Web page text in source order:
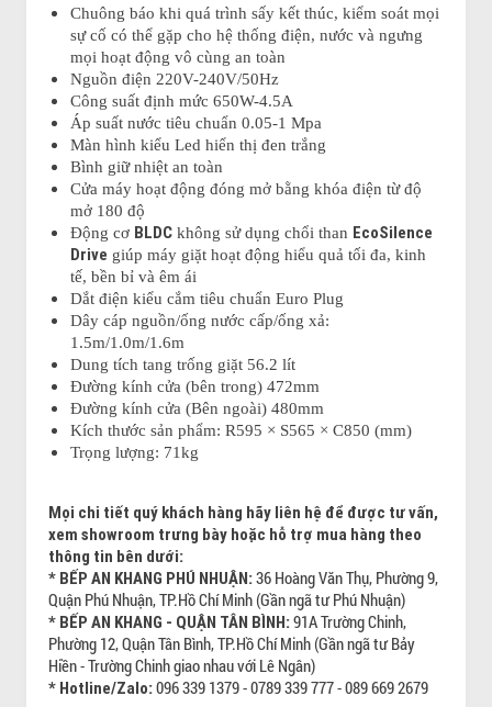
Chuông báo khi quá trình sấy kết thúc, kiểm soát mọi
sự cố có thể gặp cho hệ thống điện, nước và ngưng
mọi hoạt động vô cùng an toàn
Nguồn điện 220V-240V/50Hz
Công suất định mức 650W-4.5A
Áp suất nước tiêu chuẩn 0.05-1 Mpa
Màn hình kiểu Led hiển thị đen trắng
Bình giữ nhiệt an toàn
Cửa máy hoạt động đóng mở bằng khóa điện từ độ
mở 180 độ
Động cơ BLDC không sử dụng chổi than EcoSilence
Drive giúp máy giặt hoạt động hiểu quả tối đa, kinh
tế, bền bỉ và êm ái
Dắt điện kiểu cắm tiêu chuẩn Euro Plug
Dây cáp nguồn/ống nước cấp/ống xả:
1.5m/1.0m/1.6m
Dung tích tang trống giặt 56.2 lít
Đường kính cửa (bên trong) 472mm
Đường kính cửa (Bên ngoài) 480mm
Kích thước sản phẩm: R595 × S565 × C850 (mm)
Trọng lượng: 71kg
Mọi chi tiết quý khách hàng hãy liên hệ để được tư vấn,
xem showroom trưng bày hoặc hỗ trợ mua hàng theo
thông tin bên dưới:
* BẾP AN KHANG PHÚ NHUẬN:36 Hoàng Văn Thụ, Phường 9,
Quận Phú Nhuận, TP.Hồ Chí Minh (Gần ngã tư Phú Nhuận)
* BẾP AN KHANG - QUẬN TÂN BÌNH:91A Trường Chinh,
Phường 12, Quận Tân Bình, TP.Hồ Chí Minh (Gần ngã tư Bảy
Hiền - Trường Chinh giao nhau với Lê Ngân)
* Hotline/Zalo:096 339 1379 - 0789 339 777 - 089 669 2679